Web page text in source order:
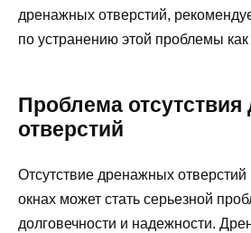
дренажных отверстий,
по устранению этой проблемы
Проблема
отверстий
Отсутствие дренажных отверстий
окнах может стать серьезной
долговечности и надежности.